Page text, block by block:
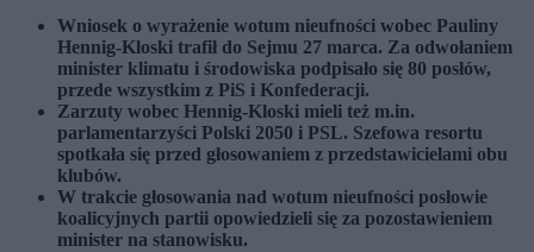
Wniosek o wyrażenie wotum nieufności wobec Pauliny
Hennig-Kloski trafił do Sejmu 27 marca. Za odwołaniem
minister klimatu i środowiska podpisało się 80 posłów,
przede wszystkim z PiS i Konfederacji.
Zarzuty wobec Hennig-Kloski mieli też m.in.
parlamentarzyści Polski 2050 i PSL. Szefowa resortu
spotkała się przed głosowaniem z przedstawicielami obu
klubów.
W trakcie głosowania nad wotum nieufności posłowie
koalicyjnych partii opowiedzieli się za pozostawieniem
minister na stanowisku.